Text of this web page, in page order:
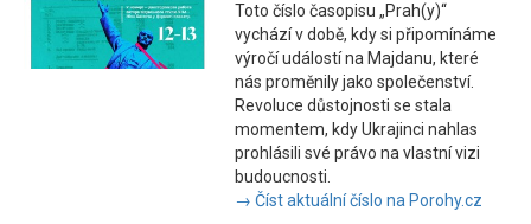
Toto číslo časopisu „Prah(y)“
vychází v době, kdy si připomínáme
výročí událostí na Majdanu, které
nás proměnily jako společenství.
Revoluce důstojnosti se stala
momentem, kdy Ukrajinci nahlas
prohlásili své právo na vlastní vizi
budoucnosti.
→ Číst aktuální číslo na Porohy.cz